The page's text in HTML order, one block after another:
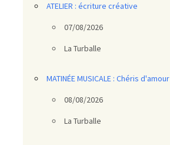
ATELIER : écriture créative
07/08/2026
La Turballe
MATINÉE MUSICALE : Chéris d'amour
08/08/2026
La Turballe